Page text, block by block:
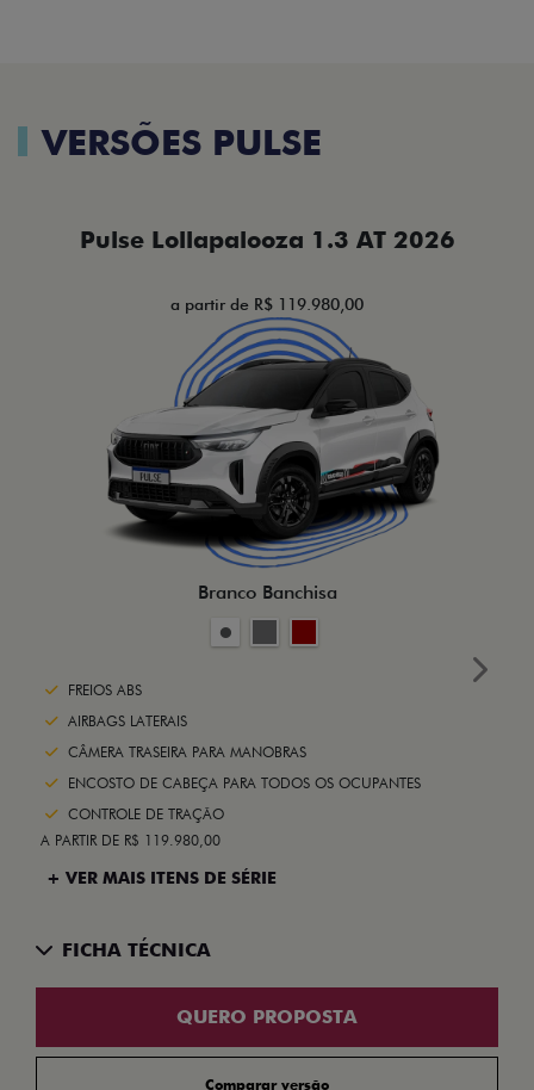
VERSÕES PULSE
Pulse Lollapalooza 1.3 AT 2026
a partir de R$ 119.980,00
Branco Banchisa
FREIOS ABS
AIRBAGS LATERAIS
CÂMERA TRASEIRA PARA MANOBRAS
ENCOSTO DE CABEÇA PARA TODOS OS OCUPANTES
CONTROLE DE TRAÇÃO
A PARTIR DE R$ 119.980,00
+ VER MAIS ITENS DE SÉRIE
FICHA TÉCNICA
QUERO PROPOSTA
Comparar versão
Next